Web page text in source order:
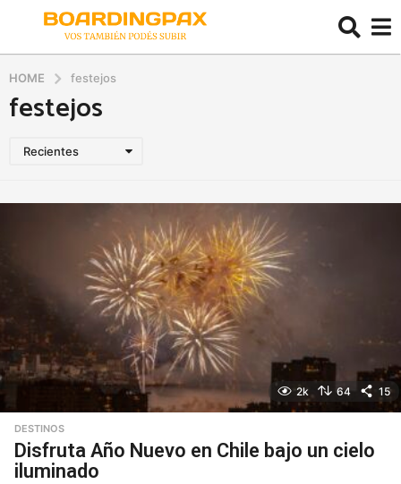
HOME festejos
festejos
Recientes
2k 64 15
DESTINOS
Disfruta Año Nuevo en Chile bajo un cielo
iluminado